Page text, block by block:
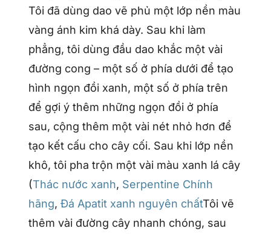
Tôi đã dùng dao vẽ phủ một lớp nền màu
vàng ánh kim khá dày. Sau khi làm
phẳng, tôi dùng đầu dao khắc một vài
đường cong – một số ở phía dưới để tạo
hình ngọn đồi xanh, một số ở phía trên
để gợi ý thêm những ngọn đồi ở phía
sau, cộng thêm một vài nét nhỏ hơn để
tạo kết cấu cho cây cối. Sau khi lớp nền
khô, tôi pha trộn một vài màu xanh lá cây
(Thác nước xanh, Serpentine Chính
hãng,Đá Apatit xanh nguyên chấtTôi vẽ
thêm vài đường cây nhanh chóng, sau